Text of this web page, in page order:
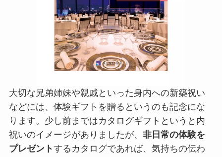
大切な兄弟姉妹や親戚といった身内への新築祝い
などには、体験ギフトを贈るというのも記念にな
ります。少し前まではカタログギフトというと内
祝いのイメージがありましたが、 非日常の体験を
プレゼントするカタログであれば、気持ちの伝わ